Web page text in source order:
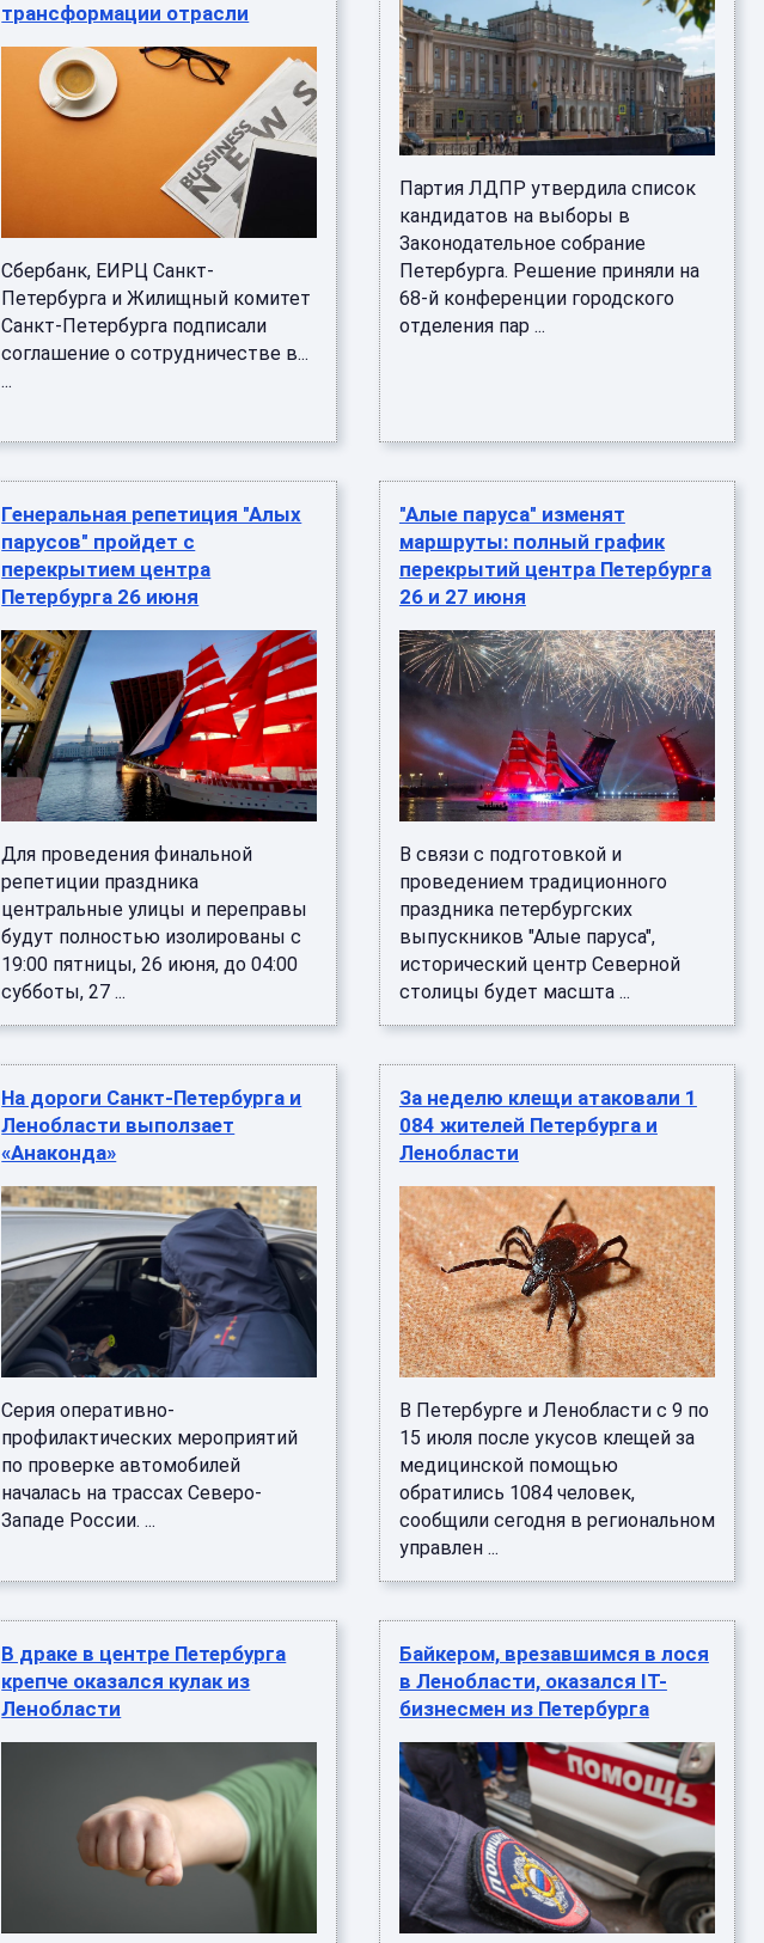
трансформации отрасли
Сбербанк, ЕИРЦ Санкт-
Петербурга и Жилищный комитет
Санкт-Петербурга подписали
соглашение о сотрудничестве в...
...
Партия ЛДПР утвердила список
кандидатов на выборы в
Законодательное собрание
Петербурга. Решение приняли на
68-й конференции городского
отделения пар ...
Генеральная репетиция "Алых
парусов" пройдет с
перекрытием центра
Петербурга 26 июня
Для проведения финальной
репетиции праздника
центральные улицы и переправы
будут полностью изолированы с
19:00 пятницы, 26 июня, до 04:00
субботы, 27 ...
"Алые паруса" изменят
маршруты: полный график
перекрытий центра Петербурга
26 и 27 июня
В связи с подготовкой и
проведением традиционного
праздника петербургских
выпускников "Алые паруса",
исторический центр Северной
столицы будет масшта ...
На дороги Санкт-Петербурга и
Ленобласти выползает
«Анаконда»
Серия оперативно-
профилактических мероприятий
по проверке автомобилей
началась на трассах Северо-
Западе России. ...
За неделю клещи атаковали 1
084 жителей Петербурга и
Ленобласти
В Петербурге и Ленобласти с 9 по
15 июля после укусов клещей за
медицинской помощью
обратились 1084 человек,
сообщили сегодня в региональном
управлен ...
В драке в центре Петербурга
крепче оказался кулак из
Ленобласти
Байкером, врезавшимся в лося
в Ленобласти, оказался IT-
бизнесмен из Петербурга